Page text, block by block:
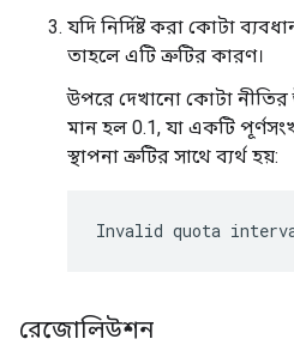
যদি নির্দিষ্ট করা কোটা
তাহলে এটি ত্রুটির কারণ।
উপরে দেখানো কোটা নীতির
মান হল 0.1, যা একটি
স্থাপনা ত্রুটির সাথে ব্যর্থ হয়:
রেজোলিউশন